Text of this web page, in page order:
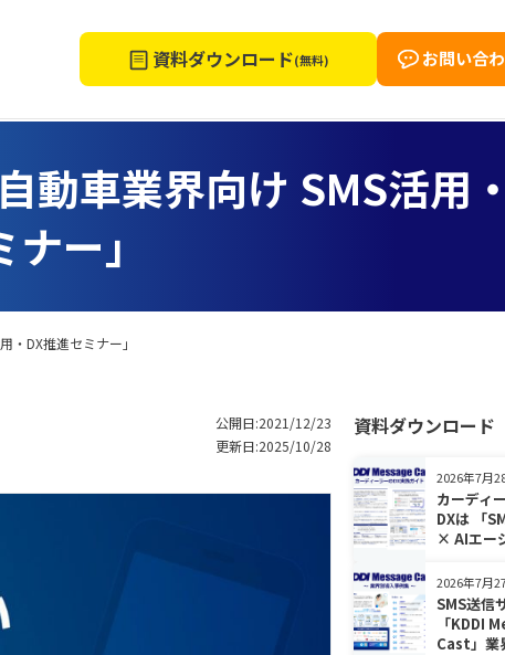
資料ダウンロード(無料) お問い合
動車業界向け SMS活用
ー」
・DX推進セミナー」
公開日:2021/12/23
更新日:2025/10/28
資料ダウンロード
2026年7月
カーディ
DXは 「
× AIエー
2026年7月
SMS送信
「KDDI
Cast」業